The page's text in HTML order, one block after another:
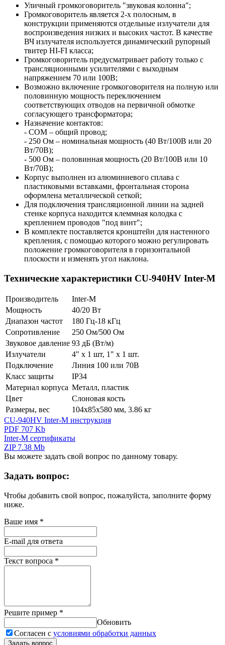
Уличный громкоговоритель "звуковая колонна";
Громкоговоритель является 2-х полосным, в
конструкции применяются отдельные излучатели для
воспроизведения низких и высоких частот. В качестве
ВЧ излучателя используется динамический рупорный
твитер HI-FI класса;
Громкоговоритель предусматривает работу только с
трансляционными усилителями с выходным
напряжением 70 или 100В;
Возможно включение громкоговорителя на полную или
половинную мощность переключением
соответствующих отводов на первичной обмотке
согласующего трансформатора;
Назначение контактов:
- COM – общий провод;
- 250 Ом – номинальная мощность (40 Вт/100В или 20
Вт/70В);
- 500 Ом – половинная мощность (20 Вт/100В или 10
Вт/70В);
Корпус выполнен из алюминиевого сплава с
пластиковыми вставками, фронтальная сторона
оформлена металлической сеткой;
Для подключения трансляционной линии на задней
стенке корпуса находится клеммная колодка с
креплением проводов "под винт";
В комплекте поставляется кронштейн для настенного
крепления, с помощью которого можно регулировать
положение громкоговорителя в горизонтальной
плоскости и изменять угол наклона.
Технические характеристики CU-940HV Inter-M
Производитель
Inter-M
Мощность
40/20 Вт
Диапазон частот
180 Гц-18 кГц
Сопротивление
250 Ом/500 Ом
Звуковое давление 93 дБ (Вт/м)
Излучатели
4" х 1 шт, 1" х 1 шт.
Подключение
Линия 100 или 70В
Класс защиты
IP34
Материал корпуса Металл, пластик
Цвет
Слоновая кость
Размеры, вес
104х85х580 мм, 3.86 кг
CU-940HV Inter-M инструкция
PDF 707 Kb
Inter-M сертификаты
ZIP 7.38 Mb
Вы можете задать свой вопрос по данному товару.
Задать вопрос:
Чтобы добавить свой вопрос, пожалуйста, заполните форму
ниже.
Ваше имя *
E-mail для ответа
Текст вопроса *
Решите пример *
Обновить
Согласен с условиями обработки данных
Задать вопрос